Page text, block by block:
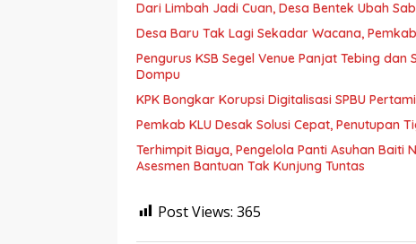
Dari Limbah Jadi Cuan, Desa Bentek Ubah
Desa Baru Tak Lagi Sekadar Wacana,
Pengurus KSB Segel Venue Panjat Tebing
Dompu
KPK Bongkar Korupsi Digitalisasi SPBU
Pemkab KLU Desak Solusi Cepat, Penutupan
Terhimpit Biaya, Pengelola Panti Asuhan Baiti
Asesmen Bantuan Tak Kunjung Tuntas
Post Views: 365